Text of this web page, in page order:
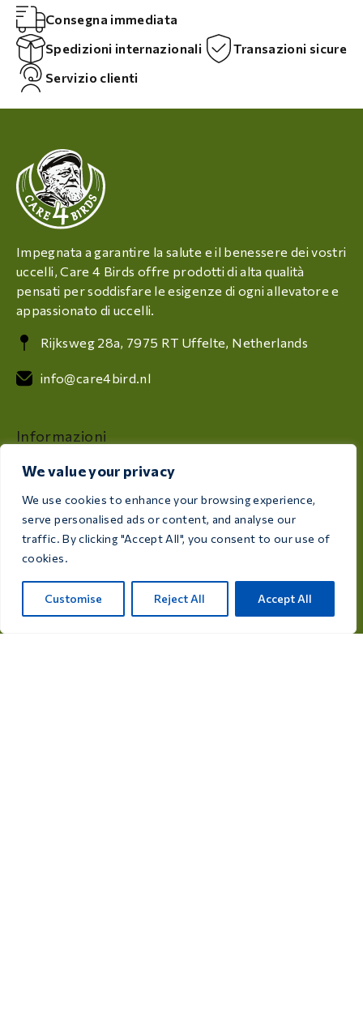
We value your privacy
We use cookies to enhance your browsing experience,
serve personalised ads or content, and analyse our
traffic. By clicking "Accept All", you consent to our use of
cookies.
Customise Reject All Accept All
Consegna immediata
Spedizioni internazionali
Transazioni sicure
Servizio clienti
Impegnata a garantire la salute e il benessere dei vostri
uccelli, Care 4 Birds offre prodotti di alta qualità
pensati per soddisfare le esigenze di ogni allevatore e
appassionato di uccelli.
Rijksweg 28a, 7975 RT Uffelte, Netherlands
info@care4bird.nl
Informazioni
Programmi di volo
Contatti
Medicines for pigeons
Supplements for pigeons